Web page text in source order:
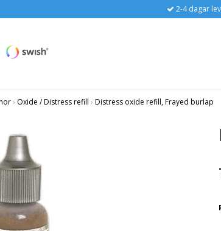
2-4 dagar
› Oxide / Distress refill › Distress oxide refill, Frayed burlap